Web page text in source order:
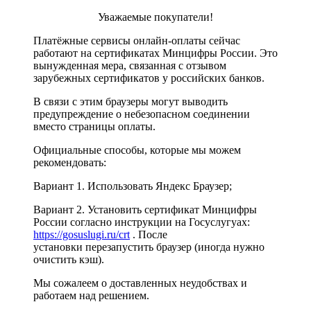
Уважаемые покупатели!
Платёжные сервисы онлайн-оплаты сейчас
работают на сертификатах Минцифры России. Это
вынужденная мера, связанная с отзывом
зарубежных сертификатов у российских банков.
В связи с этим браузеры могут выводить
предупреждение о небезопасном соединении
вместо страницы оплаты.
Официальные способы, которые мы можем
рекомендовать:
Вариант 1. Использовать Яндекс Браузер;
Вариант 2. Установить сертификат Минцифры
России согласно инструкции на Госуслугуах:
https://gosuslugi.ru/crt . После
установки перезапустить браузер (иногда нужно
очистить кэш).
Мы сожалеем о доставленных неудобствах и
работаем над решением.